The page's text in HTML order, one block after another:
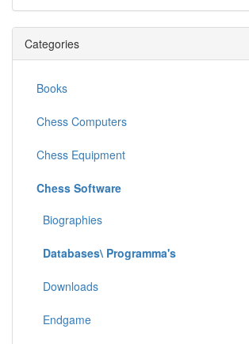
Categories
Books
Chess Computers
Chess Equipment
Chess Software
Biographies
Databases\ Programma's
Downloads
Endgame